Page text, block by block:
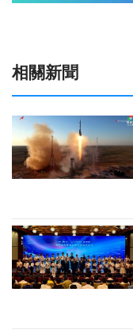
相關新聞